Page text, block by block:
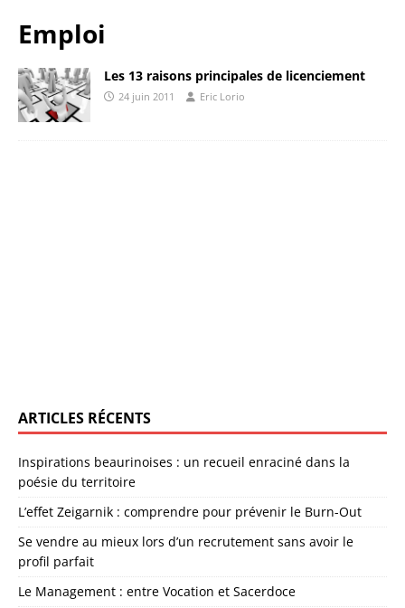
Emploi
Les 13 raisons principales de licenciement
24 juin 2011 Eric Lorio
ARTICLES RÉCENTS
Inspirations beaurinoises : un recueil enraciné dans la
poésie du territoire
L’effet Zeigarnik : comprendre pour prévenir le Burn-Out
Se vendre au mieux lors d’un recrutement sans avoir le
profil parfait
Le Management : entre Vocation et Sacerdoce